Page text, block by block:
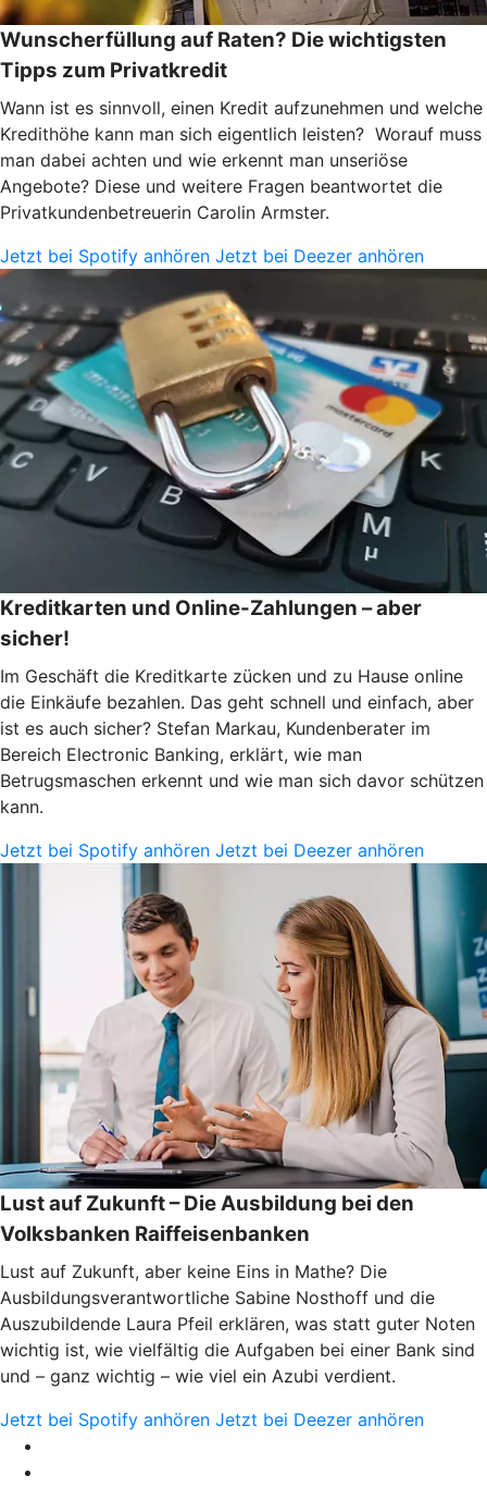
Wunscherfüllung auf Raten? Die wichtigsten
Tipps zum Privatkredit
Wann ist es sinnvoll, einen Kredit aufzunehmen und welche
Kredithöhe kann man sich eigentlich leisten? Worauf muss
man dabei achten und wie erkennt man unseriöse
Angebote? Diese und weitere Fragen beantwortet die
Privatkundenbetreuerin Carolin Armster.
Jetzt bei Spotify anhören Jetzt bei Deezer anhören
Kreditkarten und Online-Zahlungen – aber
sicher!
Im Geschäft die Kreditkarte zücken und zu Hause online
die Einkäufe bezahlen. Das geht schnell und einfach, aber
ist es auch sicher? Stefan Markau, Kundenberater im
Bereich Electronic Banking, erklärt, wie man
Betrugsmaschen erkennt und wie man sich davor schützen
kann.
Jetzt bei Spotify anhören Jetzt bei Deezer anhören
Lust auf Zukunft – Die Ausbildung bei den
Volksbanken Raiffeisenbanken
Lust auf Zukunft, aber keine Eins in Mathe? Die
Ausbildungsverantwortliche Sabine Nosthoff und die
Auszubildende Laura Pfeil erklären, was statt guter Noten
wichtig ist, wie vielfältig die Aufgaben bei einer Bank sind
und – ganz wichtig – wie viel ein Azubi verdient.
Jetzt bei Spotify anhören Jetzt bei Deezer anhören